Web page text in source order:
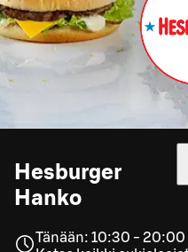
Hesburger
Hanko
Tänään: 10:30 - 20:00